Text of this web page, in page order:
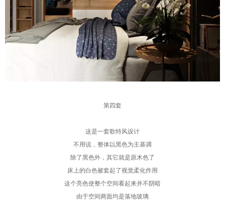
第四套
这是一套歌特风设计
不用说，整体以黑色为主基调
除了黑色外，其它就是原木色了
床上的白色被套起了视觉柔化作用
这个亮色使整个空间看起来并不阴暗
由于空间两面均是落地玻璃